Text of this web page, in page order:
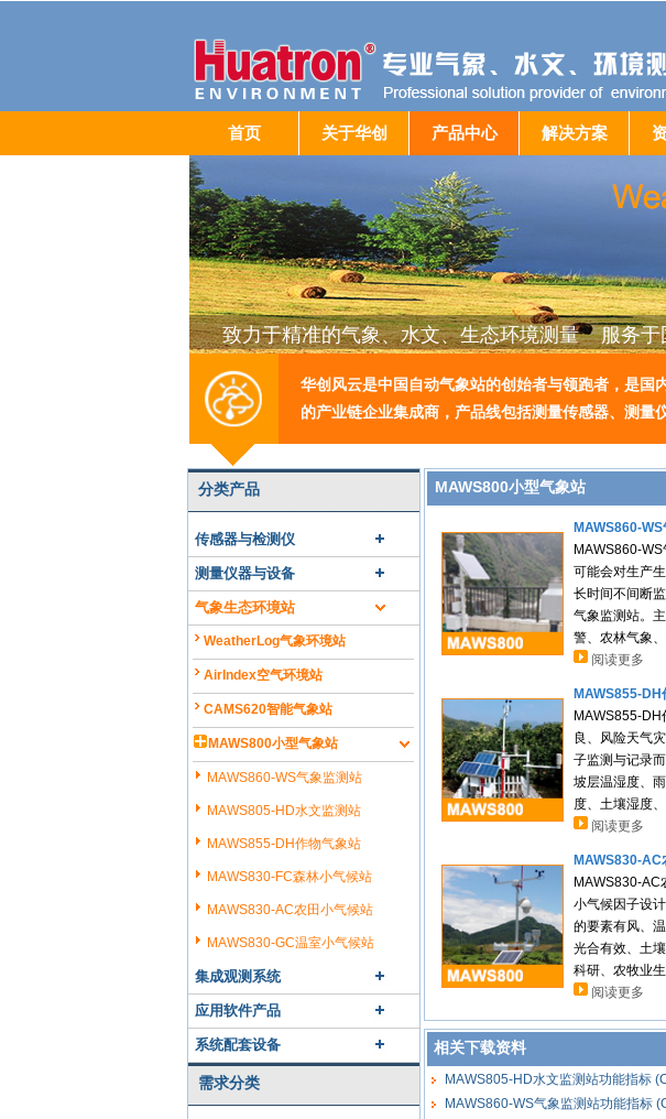
首页 关于华创 产品中心 解决方案
致力于精准的气象、水文、生态环境测量 服务于
华创风云是中国自动气象站的创始者与领跑者，是
的产业链企业集成商，产品线包括测量传感器、测量
分类产品
传感器与检测仪
测量仪器与设备
气象生态环境站
WeatherLog气象环境站
AirIndex空气环境站
CAMS620智能气象站
MAWS800小型气象站
MAWS860-WS气象监测站
MAWS805-HD水文监测站
MAWS855-DH作物气象站
MAWS830-FC森林小气候站
MAWS830-AC农田小气候站
MAWS830-GC温室小气候站
集成观测系统
应用软件产品
系统配套设备
需求分类
MAWS800小型气象站
MAWS860-
MAWS860-
可能会对生产
长时间不间断
气象监测站。
警、农林气象
阅读更多
MAWS855-DH
MAWS855-DH
良、风险天气
子监测与记录
坡层温湿度、
度、土壤湿度
阅读更多
MAWS830-AC
MAWS830-AC
小气候因子设
的要素有风、
光合有效、土
科研、农牧业
阅读更多
相关下载资料
MAWS805-HD水文监测站功能指标
MAWS860-WS气象监测站功能指标